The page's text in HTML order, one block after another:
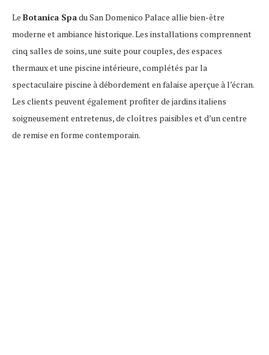
Le Botanica Spadu San Domenico Palace allie bien-être
moderne et ambiance historique. Les installations comprennent
cinq salles de soins, une suite pour couples, des espaces
thermaux et une piscine intérieure, complétés par la
spectaculaire piscine à débordement en falaise aperçue à l’écran.
Les clients peuvent également profiter de jardins italiens
soigneusement entretenus, de cloîtres paisibles et d’un centre
de remise en forme contemporain.